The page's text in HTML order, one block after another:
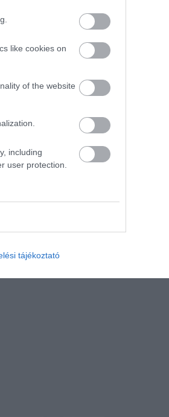
like cookies on
of the website
including
user protection.
tájékoztató